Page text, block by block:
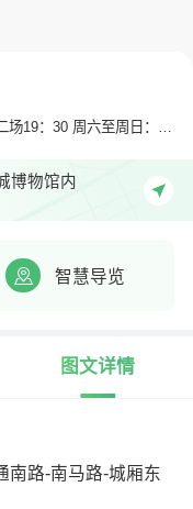
场13：00；第二场16：00；第三场19：30
博物馆内
智慧导览
图文详情
南路-南马路-城厢东